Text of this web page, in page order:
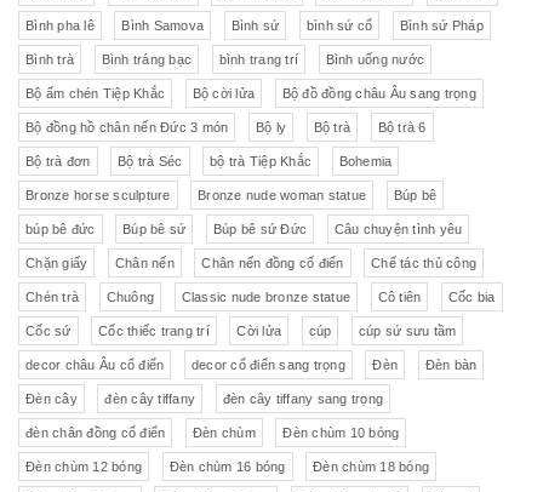
Bình pha lê Bình Samova Bình sứ bình sứ cổ Bình sứ Pháp
Bình trà Bình tráng bạc bình trang trí Bình uống nước
Bộ ấm chén Tiệp Khắc Bộ cời lửa Bộ đồ đồng châu Âu sang trọng
Bộ đồng hồ chân nến Đức 3 món Bộ ly Bộ trà Bộ trà 6
Bộ trà đơn Bộ trà Séc bộ trà Tiệp Khắc Bohemia
Bronze horse sculpture Bronze nude woman statue Búp bê
búp bê đức Búp bê sứ Búp bê sứ Đức Câu chuyện tình yêu
Chặn giấy Chân nến Chân nến đồng cổ điển Chế tác thủ công
Chén trà Chuông Classic nude bronze statue Cô tiên Cốc bia
Cốc sứ Cốc thiếc trang trí Cời lửa cúp cúp sứ sưu tầm
decor châu Âu cổ điển decor cổ điển sang trọng Đèn Đèn bàn
Đèn cây đèn cây tiffany đèn cây tiffany sang trọng
đèn chân đồng cổ điển Đèn chùm Đèn chùm 10 bóng
Đèn chùm 12 bóng Đèn chùm 16 bóng Đèn chùm 18 bóng